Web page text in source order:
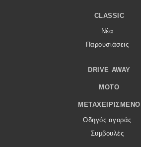
CLASSIC
Νέα
Παρουσιάσεις
DRIVE AWAY
MOTO
ΜΕΤΑΧΕΙΡΙΣΜΈΝΟ
Οδηγός αγοράς
Συμβουλές